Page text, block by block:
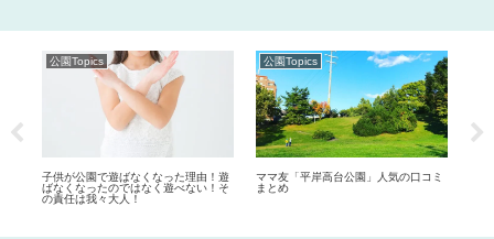
公園Topics
子供が公園で遊ばなくなった理由！遊
ばなくなったのではなく遊べない！そ
の責任は我々大人！
公園Topics
ママ友「平岸高台公園」人気の口コミ
まとめ